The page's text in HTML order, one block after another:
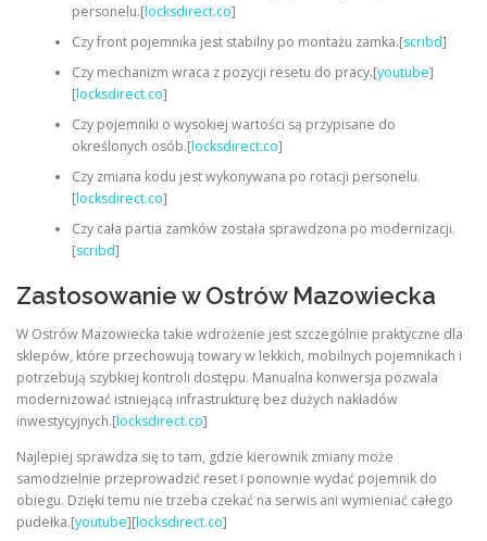
personelu.[locksdirect.co]
Czy front pojemnika jest stabilny po montażu zamka.[scribd]
Czy mechanizm wraca z pozycji resetu do pracy.[youtube]
[locksdirect.co]
Czy pojemniki o wysokiej wartości są przypisane do
określonych osób.[locksdirect.co]
Czy zmiana kodu jest wykonywana po rotacji personelu.
[locksdirect.co]
Czy cała partia zamków została sprawdzona po modernizacji.
[scribd]
Zastosowanie w Ostrów Mazowiecka
W Ostrów Mazowiecka takie wdrożenie jest szczególnie praktyczne dla
sklepów, które przechowują towary w lekkich, mobilnych pojemnikach i
potrzebują szybkiej kontroli dostępu. Manualna konwersja pozwala
modernizować istniejącą infrastrukturę bez dużych nakładów
inwestycyjnych.[locksdirect.co]
Najlepiej sprawdza się to tam, gdzie kierownik zmiany może
samodzielnie przeprowadzić reset i ponownie wydać pojemnik do
obiegu. Dzięki temu nie trzeba czekać na serwis ani wymieniać całego
pudełka.[youtube][locksdirect.co]